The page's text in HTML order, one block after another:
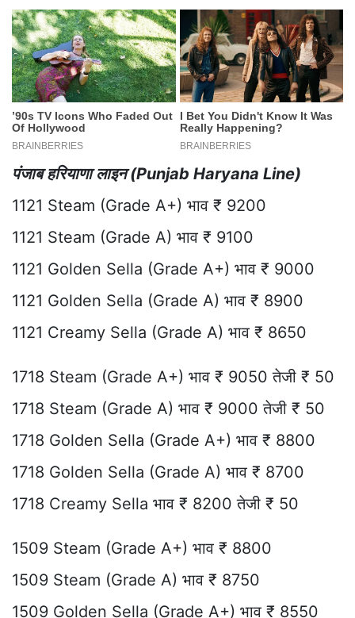
पंजाब हरियाणा लाइन (Punjab Haryana Line)
1121 Steam (Grade A+) भाव ₹ 9200
1121 Steam (Grade A) भाव ₹ 9100
1121 Golden Sella (Grade A+) भाव ₹ 9000
1121 Golden Sella (Grade A) भाव ₹ 8900
1121 Creamy Sella (Grade A) भाव ₹ 8650
1718 Steam (Grade A+) भाव ₹ 9050 तेजी ₹ 50
1718 Steam (Grade A) भाव ₹ 9000 तेजी ₹ 50
1718 Golden Sella (Grade A+) भाव ₹ 8800
1718 Golden Sella (Grade A) भाव ₹ 8700
1718 Creamy Sella भाव ₹ 8200 तेजी ₹ 50
1509 Steam (Grade A+) भाव ₹ 8800
1509 Steam (Grade A) भाव ₹ 8750
1509 Golden Sella (Grade A+) भाव ₹ 8550